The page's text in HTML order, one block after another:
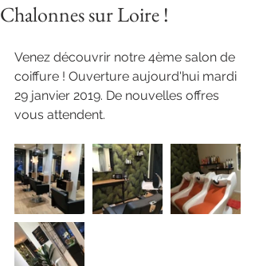
Chalonnes sur Loire !
Venez découvrir notre 4ème salon de
coiffure ! Ouverture aujourd'hui mardi
29 janvier 2019. De nouvelles offres
vous attendent.